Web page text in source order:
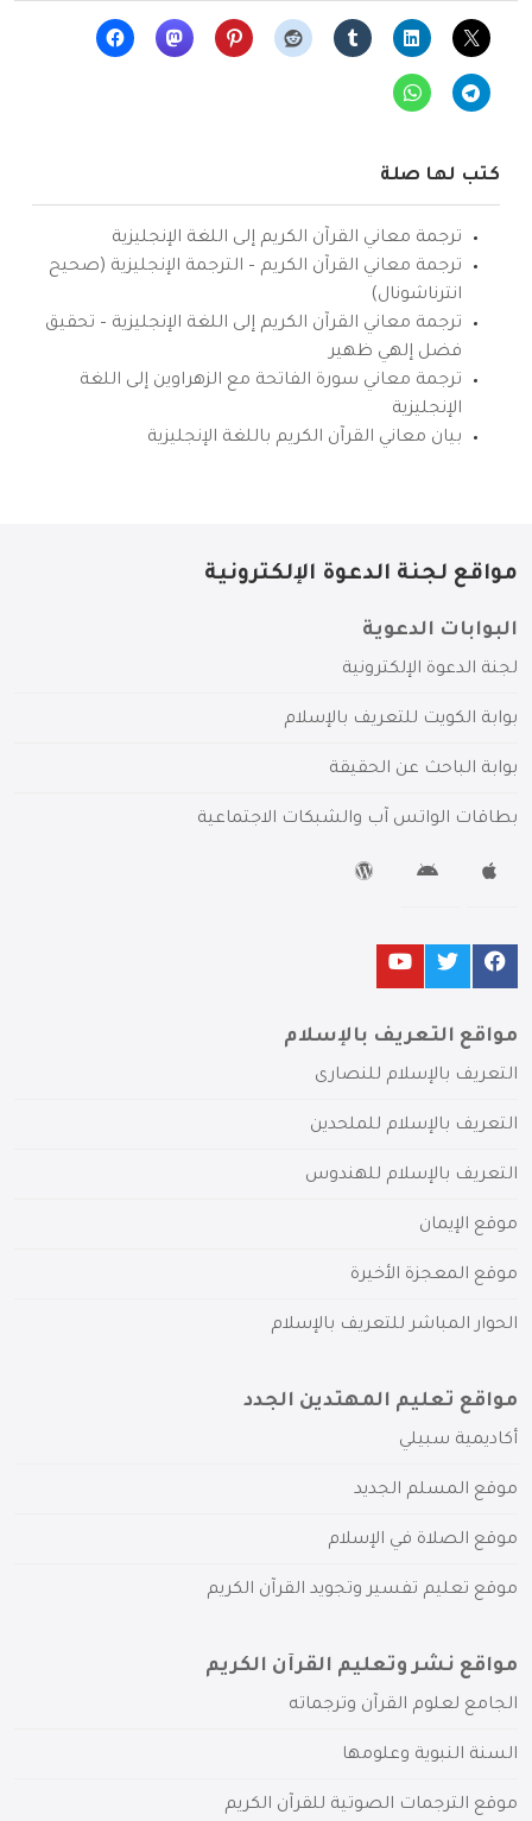
كتب لها صلة
ترجمة معاني القرآن الكريم إلى اللغة الإنجليزية
ترجمة معاني القرآن الكريم – الترجمة الإنجليزية (صحيح
انترناشونال)
ترجمة معاني القرآن الكريم إلى اللغة الإنجليزية – تحقيق
فضل إلهي ظهير
ترجمة معاني سورة الفاتحة مع الزهراوين إلى اللغة
الإنجليزية
بيان معاني القرآن الكريم باللغة الإنجليزية
مواقع لجنة الدعوة الإلكترونية
البوابات الدعوية
لجنة الدعوة الإلكترونية
بوابة الكويت للتعريف بالإسلام
بوابة الباحث عن الحقيقة
بطاقات الواتس آب والشبكات الاجتماعية
مواقع التعريف بالإسلام
التعريف بالإسلام للنصارى
التعريف بالإسلام للملحدين
التعريف بالإسلام للهندوس
موقع الإيمان
موقع المعجزة الأخيرة
الحوار المباشر للتعريف بالإسلام
مواقع تعليم المهتدين الجدد
أكاديمية سبيلي
موقع المسلم الجديد
موقع الصلاة في الإسلام
موقع تعليم تفسير وتجويد القرآن الكريم
مواقع نشر وتعليم القرآن الكريم
الجامع لعلوم القرآن وترجماته
السنة النبوية وعلومها
موقع الترجمات الصوتية للقرآن الكريم